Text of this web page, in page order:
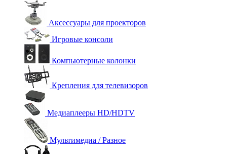
Аксессуары для проекторов
Игровые консоли
Компьютерные колонки
Крепления для телевизоров
Медиаплееры HD/HDTV
Мультимедиа / Разное